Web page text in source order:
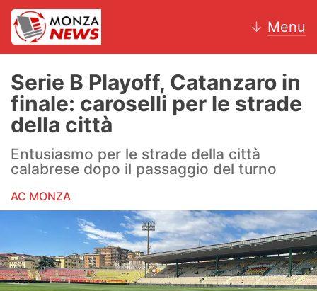
↓ Menu
News
AC Monza
Motori
Volley
Hockey
Serie B Playoff, Catanzaro in
finale: caroselli per le strade
della città
Entusiasmo per le strade della città
calabrese dopo il passaggio del turno
AC MONZA